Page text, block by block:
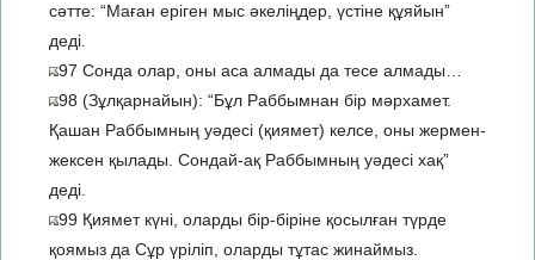
сәтте: “Маған еріген мыс әкеліңдер, үстіне құяйын”
деді.
97 Сонда олар, оны аса алмады да тесе алмады…
98 (Зұлқарнайын): “Бұл Раббымнан бір мәрхамет.
Қашан Раббымның уәдесі (қиямет) келсе, оны жермен-
жексен қылады. Сондай-ақ Раббымның уәдесі хақ”
деді.
99 Қиямет күні, оларды бір-біріне қосылған түрде
қоямыз да Сұр үріліп, оларды тұтас жинаймыз.